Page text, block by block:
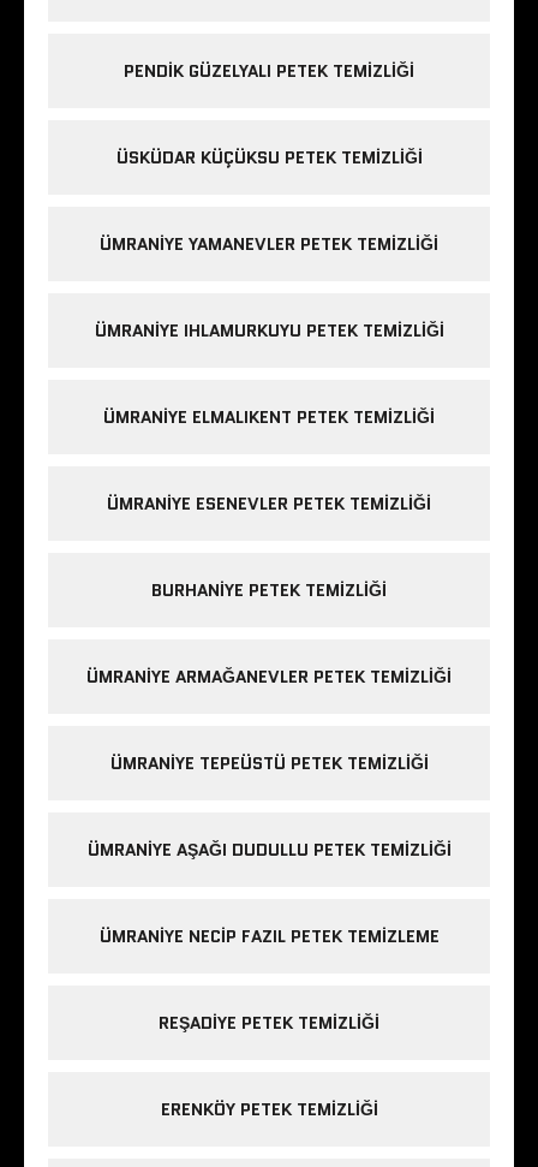
PENDIK GÜZELYALI PETEK TEMIZLIĞI
ÜSKÜDAR KÜÇÜKSU PETEK TEMIZLIĞI
ÜMRANIYE YAMANEVLER PETEK TEMIZLIĞI
ÜMRANIYE IHLAMURKUYU PETEK TEMIZLIĞI
ÜMRANIYE ELMALIKENT PETEK TEMIZLIĞI
ÜMRANIYE ESENEVLER PETEK TEMIZLIĞI
BURHANIYE PETEK TEMIZLIĞI
ÜMRANIYE ARMAĞANEVLER PETEK TEMIZLIĞI
ÜMRANIYE TEPEÜSTÜ PETEK TEMIZLIĞI
ÜMRANIYE AŞAĞI DUDULLU PETEK TEMIZLIĞI
ÜMRANIYE NECIP FAZIL PETEK TEMIZLEME
REŞADIYE PETEK TEMIZLIĞI
ERENKÖY PETEK TEMIZLIĞI